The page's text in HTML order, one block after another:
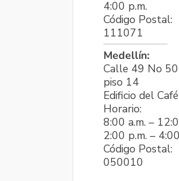
4:00 p.m.
Código Postal:
111071
Medellín:
Calle 49 No
piso 14
Edificio del Café
Horario:
8:00 a.m. –
2:00 p.m. –
Código Postal:
050010